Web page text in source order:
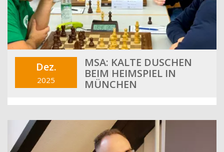
Dez.
2025
MSA: KALTE DUSCHEN
BEIM HEIMSPIEL IN
MÜNCHEN